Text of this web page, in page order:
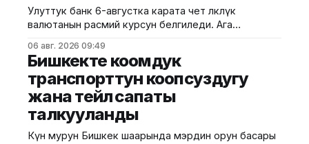
Улуттук банк 6-августка карата чет өлкөлүк
валютанын расмий курсун белгиледи. Ага
сомду түздү. Евро 100,6331 сомдон 100,8867
сомго чейин жогорулап, 0,2536 сомго же
0,25%га өстү. Теңге 0,1853 сомдон 0,1860 сомго
чейин көтөрүлүп, 0,0007 сомго
06 авг. 2026 09:49
Бишкекте коомдук
транспорттун коопсуздугу
жана тейлөө сапаты
талкууланды
Күн мурун Бишкек шаарында мэрдин орун басары